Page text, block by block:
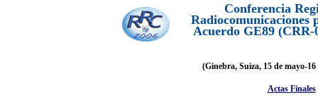
Conferencia
Radiocomunicaciones
Acuerdo GE89 (CRR-
(Ginebra, Suiza, 15 de mayo-
Actas Finales